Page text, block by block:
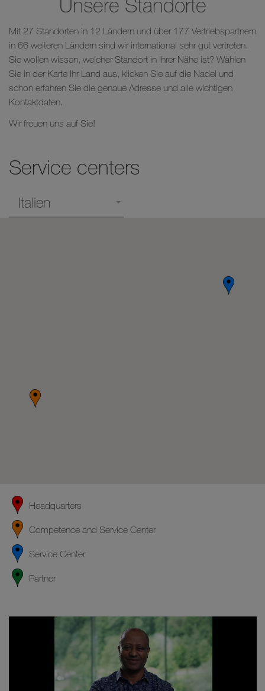
Unsere Standorte
Mit 27 Standorten in 12 Ländern und über 177 Vertriebspartnern
in 66 weiteren Ländern sind wir international sehr gut vertreten.
Sie wollen wissen, welcher Standort in Ihrer Nähe ist? Wählen
Sie in der Karte Ihr Land aus, klicken Sie auf die Nadel und
schon erfahren Sie die genaue Adresse und alle wichtigen
Kontaktdaten.
Wir freuen uns auf Sie!
Service centers
Headquarters
Competence and Service Center
Service Center
Partner